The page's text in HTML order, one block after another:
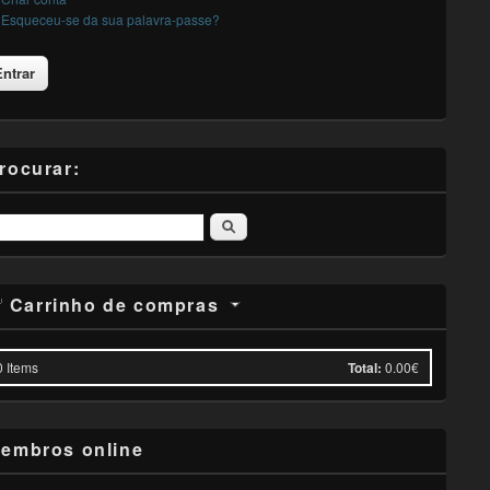
Esqueceu-se da sua palavra-passe?
Pesquisar
Carrinho de compras
Items Total: 0.00€
online